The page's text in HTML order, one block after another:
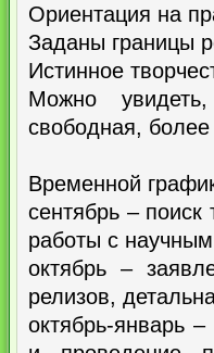
Ориентация на
Заданы границы
Истинное
Можно увидеть,
свободная,
Временной
сентябрь –
работы с
октябрь –
релизов,
октябрь-январь